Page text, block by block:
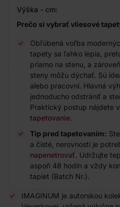
Výška - cm:
Prečo si vybrať vliesové
Obľúbená voľba
tapety sa ľahko lepia,
priamo na stenu, a
steny môžu dýchať. Sú
alebo pracovní. Hlavná
jednoducho odstrániť a
Praktický postup nájdete
tapetovanie.
Tip pred tapetovaním:
a čisté, nerovnosti je
napenetrovať. Udržujte
aspoň 48 hodín a vždy
tapiet (Batch Nr.).
IMAGINUM je autorskou